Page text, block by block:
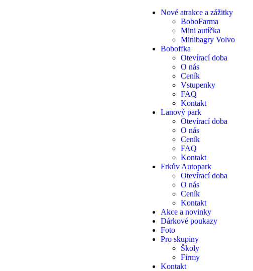
Nové atrakce a zážitky
BoboFarma
Mini autíčka
Minibagry Volvo
Boboffka
Otevírací doba
O nás
Ceník
Vstupenky
FAQ
Kontakt
Lanový park
Otevírací doba
O nás
Ceník
FAQ
Kontakt
Frkův Autopark
Otevírací doba
O nás
Ceník
Kontakt
Akce a novinky
Dárkové poukazy
Foto
Pro skupiny
Školy
Firmy
Kontakt